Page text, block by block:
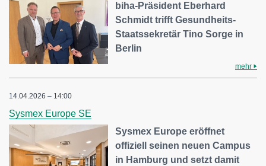
biha-Präsident Eberhard
Schmidt trifft Gesundheits-
Staatssekretär Tino Sorge in
Berlin
mehr
14.04.2026 – 14:00
Sysmex Europe SE
Sysmex Europe eröffnet
offiziell seinen neuen Campus
in Hamburg und setzt damit